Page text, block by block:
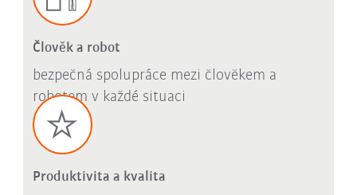
Člověk a robot
bezpečná spolupráce mezi člověkem a
robotem v každé situaci
Produktivita a kvalita